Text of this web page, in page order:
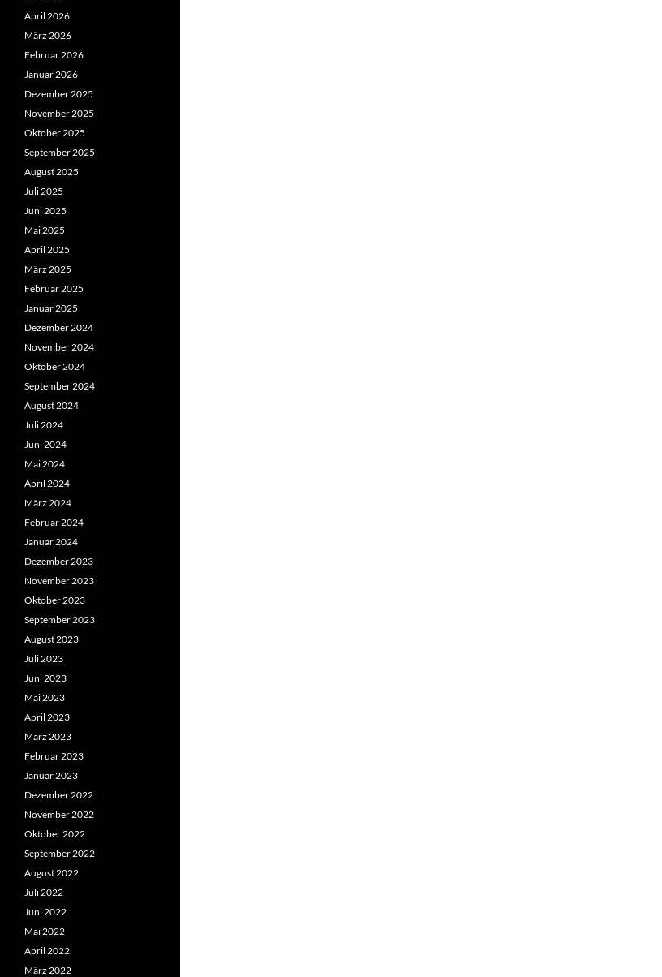
April 2026
März 2026
Februar 2026
Januar 2026
Dezember 2025
November 2025
Oktober 2025
September 2025
August 2025
Juli 2025
Juni 2025
Mai 2025
April 2025
März 2025
Februar 2025
Januar 2025
Dezember 2024
November 2024
Oktober 2024
September 2024
August 2024
Juli 2024
Juni 2024
Mai 2024
April 2024
März 2024
Februar 2024
Januar 2024
Dezember 2023
November 2023
Oktober 2023
September 2023
August 2023
Juli 2023
Juni 2023
Mai 2023
April 2023
März 2023
Februar 2023
Januar 2023
Dezember 2022
November 2022
Oktober 2022
September 2022
August 2022
Juli 2022
Juni 2022
Mai 2022
April 2022
März 2022